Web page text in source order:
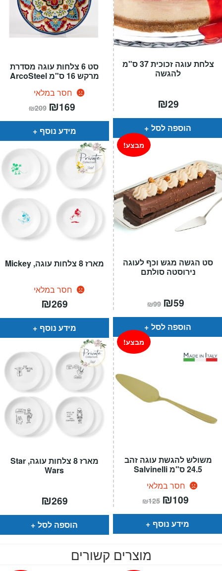
סט 6 צלחות עוגה מסדרת
מרקש 16 ס"מ ArcoSteel
חסר במלאי
₪209 המחיר
המקורי
היה:
₪209.
₪169
הוא:
מידע נוסף
צלחת עוגה זכוכית 37 ס"מ
להגשה
₪29
הוספה לסל
מארז 8 צלחות עוגה, Mickey
חסר במלאי
₪269
מידע נוסף
סט הגשה מגש וכף לעוגה
נירוסטה סולתם
מבצע!
₪99 המחיר
המקורי
היה:
₪99.
₪59
הוא:
הוספה לסל
מארז 8 צלחות עוגה, Star
Wars
₪269
הוספה לסל
משולש להגשת עוגה זהב
24.5 ס"מ Salvinelli
חסר במלאי
מבצע!
₪125 המחיר
המקורי
היה:
₪125.
₪109
הוא:
מידע נוסף
מוצרים קשורים